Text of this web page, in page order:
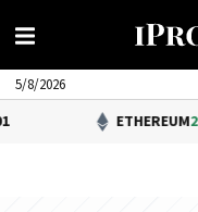
5/8/2026
ETHEREUM2.39%